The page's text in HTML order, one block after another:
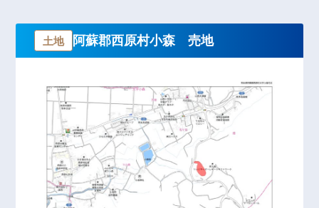
土地 阿蘇郡西原村小森 売地